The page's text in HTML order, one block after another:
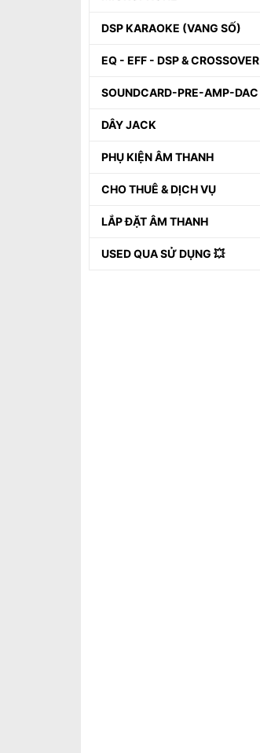
DSP KARAOKE (VANG SỐ)
EQ - EFF - DSP & CROSSOVER
SOUNDCARD-PRE-AMP-DAC
DÂY JACK
PHỤ KIỆN ÂM THANH
CHO THUÊ & DỊCH VỤ
LẮP ĐẶT ÂM THANH
USED QUA SỬ DỤNG 💥